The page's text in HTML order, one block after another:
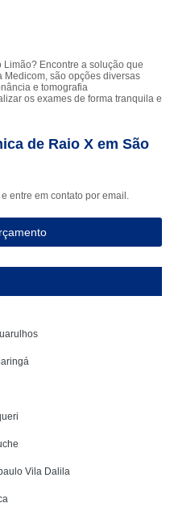
Encontre a solução que
Medicom, são opções diversas
e tomografia
os exames de forma tranquila e
de Raio X em São
e entre em contato por email.
Vila Dalila